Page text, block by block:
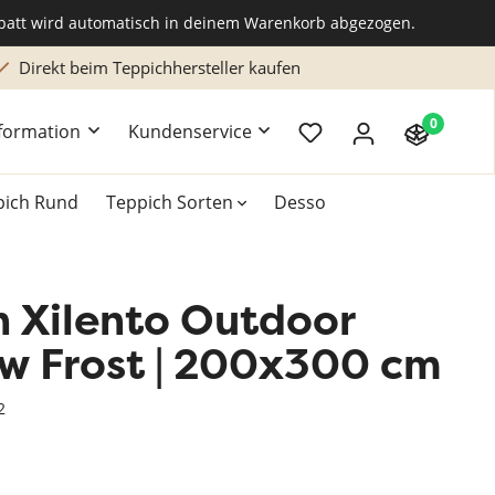
wird automatisch in deinem Warenkorb abgezogen.
Direkt beim Teppichhersteller kaufen
Kundenservice 0
Rund Teppich Sorten Desso
Teppich 200x300 cm
Teppich Braun
Teppich Grün
Hochflor Teppiche
Naturteppich
Xilento Outdoor
Frost | 200x300 cm